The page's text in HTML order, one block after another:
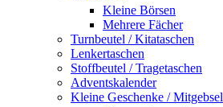
Kleine Börsen
Mehrere Fächer
Turnbeutel / Kitataschen
Lenkertaschen
Stoffbeutel / Tragetaschen
Adventskalender
Kleine Geschenke / Mitgebsel